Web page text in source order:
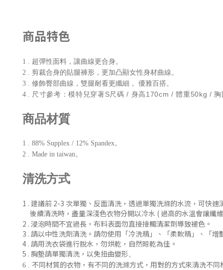
商品特色
1 . 超彈性面料，讓曲線更合身。
2 . 剪裁合身的貼腿褲形，更加凸顯女性身材曲線。
3 . 修飾臀部曲線，雙腿耐看更纖細， 優雅百搭。
4 . 尺寸參考：模特兒穿著S尺碼 / 身高170cm / 體重50kg /
商品材質
1 . 88% Supplex / 12% Spandex。
2 . Made in taiwan。
清洗方式
1 . 建議前 2-3 次單獨、反面清洗 ， 透過單獨洗滌的水流，可快
後續清洗時 ，盡量深淺色衣物分開以冷水 ( 過高的水溫會讓纖
2 . 浸泡時間不宜過長，布料表面勿直接接觸清潔劑導致褪色。
3 . 請以中性洗劑清洗。請勿使用「冷洗精」、「柔軟精」
、「增
4 . 請用洗衣袋進行脫水，勿烘乾，自然晾乾為佳。
5 . 胸墊請單獨清洗，以免扭曲變形。
6 . 不同材質的衣物，有不同的洗滌方式，用對的方式來清洗不